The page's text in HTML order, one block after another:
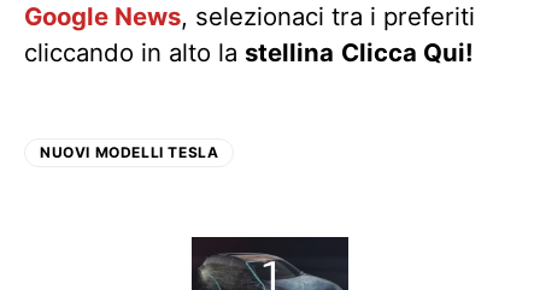
Google News, selezionaci tra i preferiti
cliccando in alto la stellina Clicca Qui!
NUOVI MODELLI TESLA